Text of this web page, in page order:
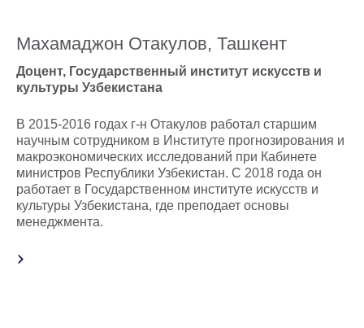
Махамаджон Отакулов, Ташкент
Доцент, Государственный институт искусств и
культуры Узбекистана
В 2015-2016 годах г-н Отакулов работал старшим
научным сотрудником в Институте прогнозирования и
макроэкономических исследований при Кабинете
министров Республики Узбекистан. С 2018 года он
работает в Государственном институте искусств и
культуры Узбекистана, где преподает основы
менеджмента.